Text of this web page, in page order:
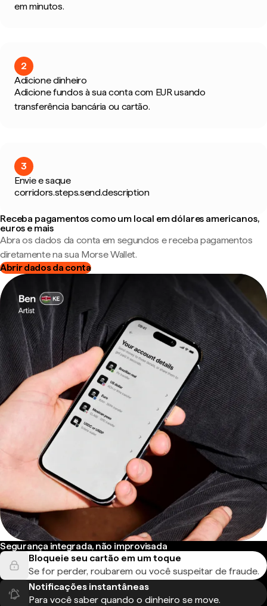
em minutos.
2
Adicione dinheiro
Adicione fundos à sua conta com EUR usando
transferência bancária ou cartão.
3
Envie e saque
corridors.steps.send.description
Receba pagamentos como um local em dólares americanos,
euros e mais
Abra os dados da conta em segundos e receba pagamentos
diretamente na sua Morse Wallet.
Abrir dados da conta
Segurança integrada, não improvisada
Bloqueie seu cartão em um toque
Se for perder, roubarem ou você suspeitar de fraude.
Notificações instantâneas
Para você saber quando o dinheiro se move.